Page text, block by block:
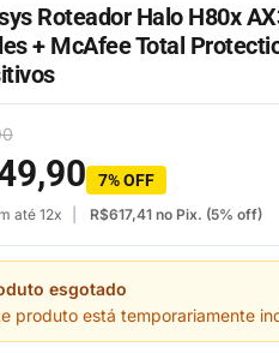
Roteador Halo H80x
+ McAfee Total
7% OFF
até 12x R$617,41no Pix. (5% off)
esgotado
produto está temporariamente